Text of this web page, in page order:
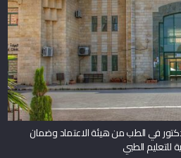
في الطب من هيئة الاعتماد وضمان
للتعليم الطبي